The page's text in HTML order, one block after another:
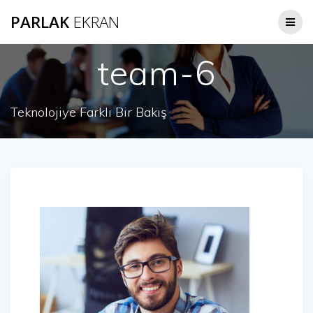
PARLAK EKRAN
team-6
Teknolojiye Farklı Bir Bakış